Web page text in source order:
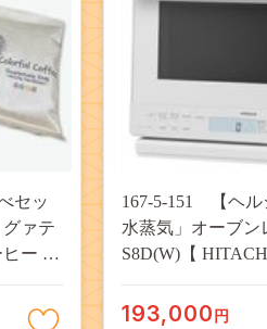
セッ
ァテ
ー 茨
167-5-151 【ヘル
水蒸気」オーブン
S8D(W)【
市 】
193,000 円